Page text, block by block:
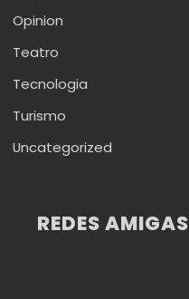
Opinion
Teatro
Tecnologia
Turismo
Uncategorized
REDES AMIGAS